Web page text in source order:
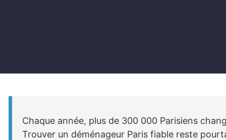
Chaque année, plus de 300 000 Parisiens
Trouver un déménageur Paris fiable reste